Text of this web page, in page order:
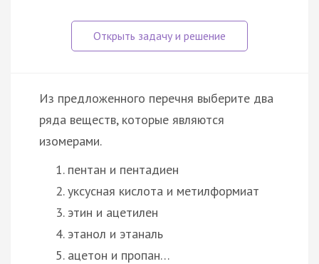
Из предложенного перечня выберите два
ряда веществ, которые являются
изомерами.
пентан и пентадиен
уксусная кислота и метилформиат
этин и ацетилен
этанол и этаналь
ацетон и пропан…